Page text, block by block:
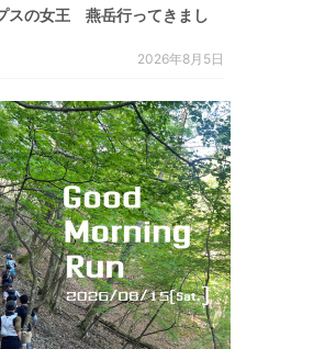
スの女王 燕岳行ってきまし
2026年8月5日